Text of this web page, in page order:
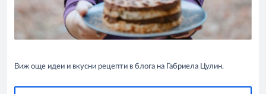
Виж още идеи и вкусни рецепти в блога на Габриела Цулин.